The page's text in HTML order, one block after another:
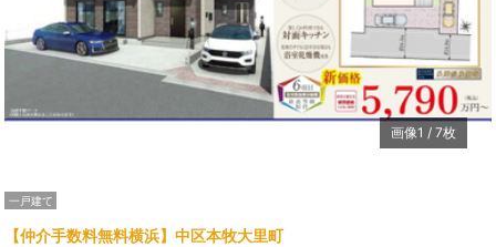
画像1 / 7枚
一戸建て
【仲介手数料無料横浜】中区本牧大里町